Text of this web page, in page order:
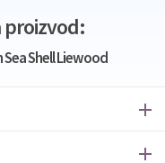
proizvod:
Sea Shell Liewood